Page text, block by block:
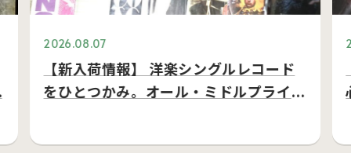
2026.08.07
【新入荷情報】 洋楽シングルレコード
をひとつかみ。オール・ミドルプライ